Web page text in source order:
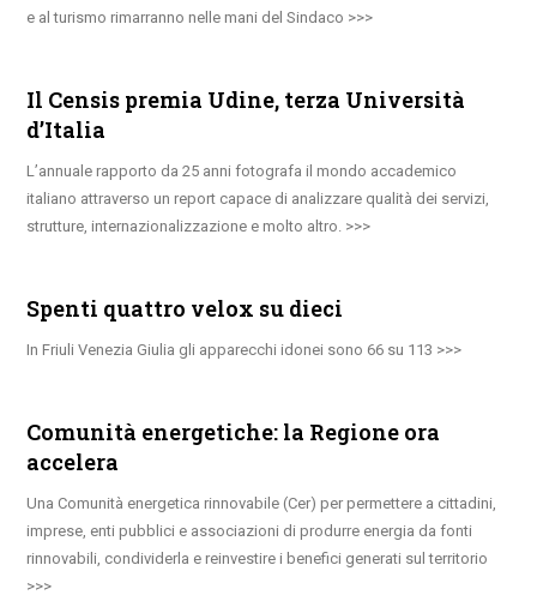
e al turismo rimarranno nelle mani del Sindaco
Il Censis premia Udine, terza Università
d’Italia
L’annuale rapporto da 25 anni fotografa il mondo accademico
italiano attraverso un report capace di analizzare qualità dei servizi,
strutture, internazionalizzazione e molto altro.
Spenti quattro velox su dieci
In Friuli Venezia Giulia gli apparecchi idonei sono 66 su 113
Comunità energetiche: la Regione ora
accelera
Una Comunità energetica rinnovabile (Cer) per permettere a cittadini,
imprese, enti pubblici e associazioni di produrre energia da fonti
rinnovabili, condividerla e reinvestire i benefici generati sul territorio